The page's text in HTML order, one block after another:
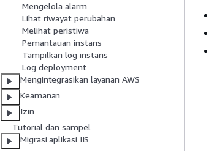
Mengelola alarm
Lihat riwayat perubahan
Melihat peristiwa
Pemantauan instans
Tampilkan log instans
Log deployment
Mengintegrasikan layanan AWS
Keamanan
Izin
Tutorial dan sampel
Migrasi aplikasi IIS